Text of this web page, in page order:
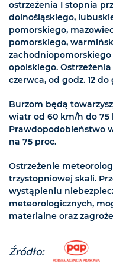
ostrzeżenia I stopnia
dolnośląskiego,
pomorskiego,
pomorskiego,
zachodniopomorskiego
opolskiego.
czerwca, od godz. 12 do
Burzom będą
wiatr od 60 km/h do 75
Prawdopodobieństwo
na 75 proc.
Ostrzeżenie
trzystopniowej skali.
wystąpieniu
meteorologicznych,
materialne oraz
Źródło: